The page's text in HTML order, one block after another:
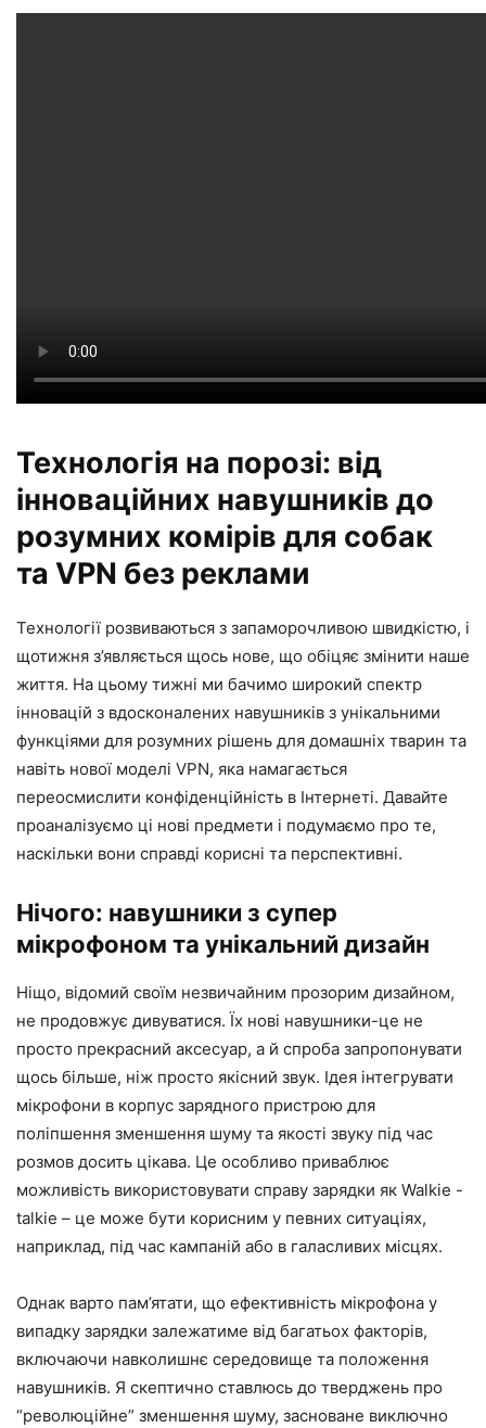
Технологія на порозі: від
інноваційних навушників до
розумних комірів для собак
та VPN без реклами
Технології розвиваються з запаморочливою швидкістю, і
щотижня з’являється щось нове, що обіцяє змінити наше
життя. На цьому тижні ми бачимо широкий спектр
інновацій з вдосконалених навушників з унікальними
функціями для розумних рішень для домашніх тварин та
навіть нової моделі VPN, яка намагається
переосмислити конфіденційність в Інтернеті. Давайте
проаналізуємо ці нові предмети і подумаємо про те,
наскільки вони справді корисні та перспективні.
Нічого: навушники з супер
мікрофоном та унікальний дизайн
Ніщо, відомий своїм незвичайним прозорим дизайном,
не продовжує дивуватися. Їх нові навушники-це не
просто прекрасний аксесуар, а й спроба запропонувати
щось більше, ніж просто якісний звук. Ідея інтегрувати
мікрофони в корпус зарядного пристрою для
поліпшення зменшення шуму та якості звуку під час
розмов досить цікава. Це особливо приваблює
можливість використовувати справу зарядки як Walkie -
talkie – це може бути корисним у певних ситуаціях,
наприклад, під час кампаній або в галасливих місцях.
Однак варто пам’ятати, що ефективність мікрофона у
випадку зарядки залежатиме від багатьох факторів,
включаючи навколишнє середовище та положення
навушників. Я скептично ставлюсь до тверджень про
“революційне” зменшення шуму, засноване виключно